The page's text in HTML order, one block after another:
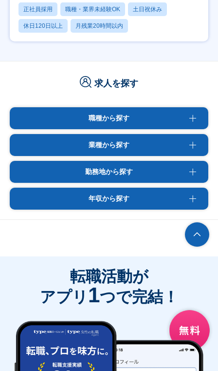
正社員採用 職種・業界未経験OK 土日祝休み
休日120日以上 月残業20時間以内
求人を探す
職種から探す
業種から探す
勤務地から探す
年収から探す
転職活動が
アプリ 1つで完結！